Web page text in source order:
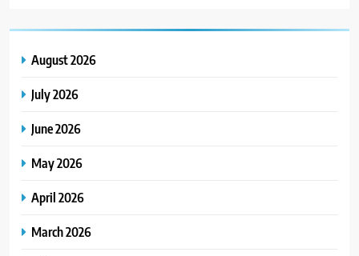
August 2026
July 2026
June 2026
May 2026
April 2026
March 2026